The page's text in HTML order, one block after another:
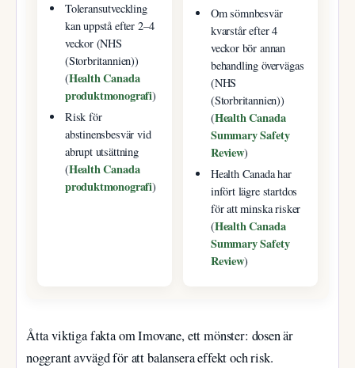
Toleransutveckling
kan uppstå efter 2–4
veckor (NHS
(Storbritannien))
(Health Canada
produktmonografi)
Risk för
abstinensbesvär vid
abrupt utsättning
(Health Canada
produktmonografi)
Om sömnbesvär
kvarstår efter 4
veckor bör annan
behandling övervägas
(NHS
(Storbritannien))
(Health Canada
Summary Safety
Review)
Health Canada har
infört lägre startdos
för att minska risker
(Health Canada
Summary Safety
Review)
Åtta viktiga fakta om Imovane, ett mönster: dosen är
noggrant avvägd för att balansera effekt och risk.